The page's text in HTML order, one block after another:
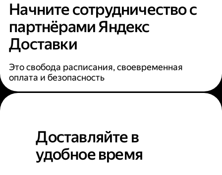
Начните сотрудничество с
партнёрами Яндекс
Доставки
Это свобода расписания, своевременная
оплата и безопасность
Доставляйте в
удобное время